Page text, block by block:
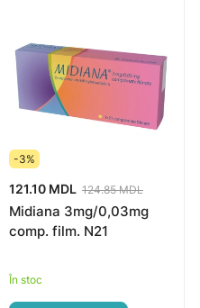
-3%
121.10 MDL 124.85 MDL
Midiana 3mg/0,03mg
comp. film. N21
În stoc